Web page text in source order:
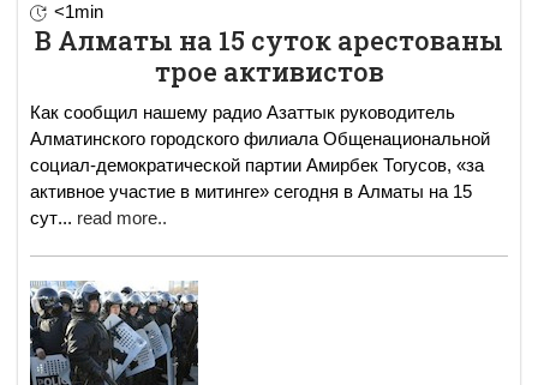
<1min
В Алматы на 15 суток арестованы
трое активистов
Как сообщил нашему радио Азаттык руководитель
Алматинского городского филиала Общенациональной
социал-демократической партии Амирбек Тогусов, «за
активное участие в митинге» сегодня в Алматы на 15
сут... read more..